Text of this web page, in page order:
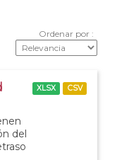
Ordenar por
del
XLSX CSV